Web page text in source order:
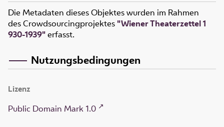
Die Metadaten dieses Objektes wurden im Rahmen
des Crowdsourcingprojektes "Wiener Theaterzettel 1
930-1939"erfasst.
Nutzungsbedingungen
Lizenz
Public Domain Mark 1.0